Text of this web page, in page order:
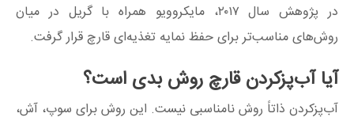
در پژوهش سال ۲۰۱۷، مایکروویو همراه با گریل در میان
روش‌های مناسب‌تر برای حفظ نمایه تغذیه‌ای قارچ قرار گرفت.
آیا آب‌پزکردن قارچ روش بدی است؟
آب‌پزکردن ذاتاً روش نامناسبی نیست. این روش برای سوپ، آش،